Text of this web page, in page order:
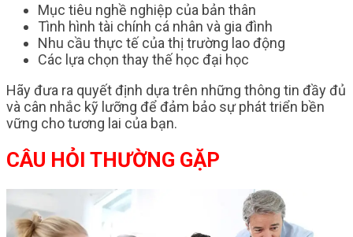
Mục tiêu nghề nghiệp của bản thân
Tình hình tài chính cá nhân và gia đình
Nhu cầu thực tế của thị trường lao động
Các lựa chọn thay thế học đại học
Hãy đưa ra quyết định dựa trên những thông tin đầy đủ
và cân nhắc kỹ lưỡng để đảm bảo sự phát triển bền
vững cho tương lai của bạn.
CÂU HỎI THƯỜNG GẶP